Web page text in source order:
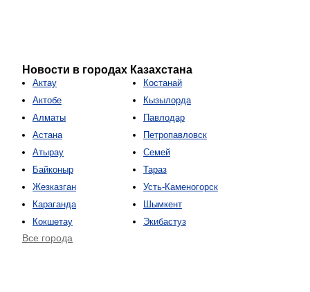
Новости в городах Казахстана
Актау
Актобе
Алматы
Астана
Атырау
Байконыр
Жезказган
Караганда
Кокшетау
Костанай
Кызылорда
Павлодар
Петропавловск
Семей
Тараз
Усть-Каменогорск
Шымкент
Экибастуз
Все города